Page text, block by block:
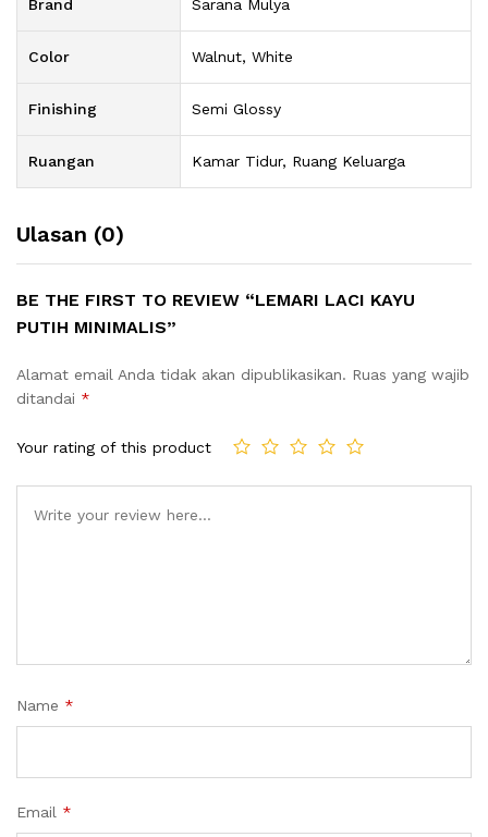
Brand Sarana Mulya
Color Walnut, White
Finishing Semi Glossy
Ruangan Kamar Tidur, Ruang Keluarga
Ulasan (0)
BE THE FIRST TO REVIEW “LEMARI LACI KAYU
PUTIH MINIMALIS”
Alamat email Anda tidak akan dipublikasikan. Ruas yang wajib
ditandai *
Your rating of this product
Name *
Email *